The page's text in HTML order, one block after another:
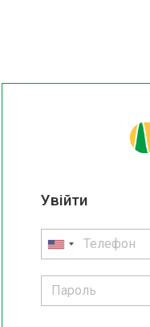
Увійти